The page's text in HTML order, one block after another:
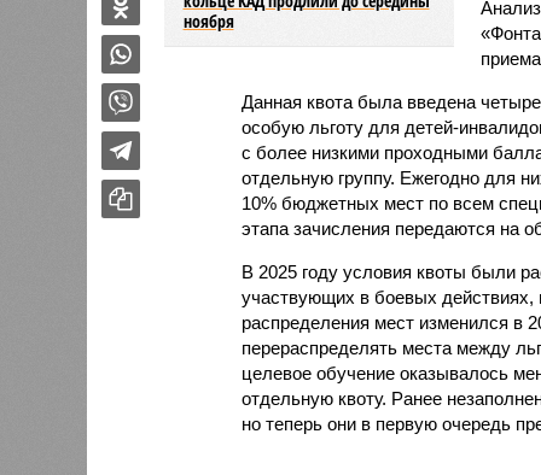
ноября
Данная квота была введена
особую льготу для детей-
с более низкими проходными
отдельную группу. Ежегодно для
10% бюджетных мест по всем
этапа зачисления передаются на
В 2025 году условия квоты были
участвующих в боевых действиях,
распределения мест изменился в
перераспределять места между
целевое обучение оказывалось
отдельную квоту. Ранее
но теперь они в первую очередь